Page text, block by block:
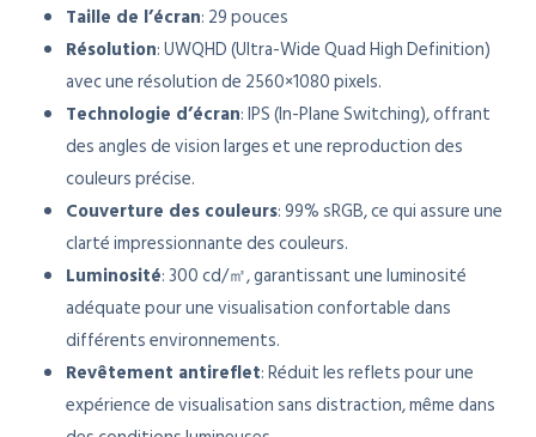
Taille de l’écran: 29 pouces
Résolution: UWQHD (Ultra-Wide Quad High Definition)
avec une résolution de 2560×1080 pixels.
Technologie d’écran: IPS (In-Plane Switching), offrant
des angles de vision larges et une reproduction des
couleurs précise.
Couverture des couleurs: 99% sRGB, ce qui assure une
clarté impressionnante des couleurs.
Luminosité: 300 cd/㎡, garantissant une luminosité
adéquate pour une visualisation confortable dans
différents environnements.
Revêtement antireflet: Réduit les reflets pour une
expérience de visualisation sans distraction, même dans